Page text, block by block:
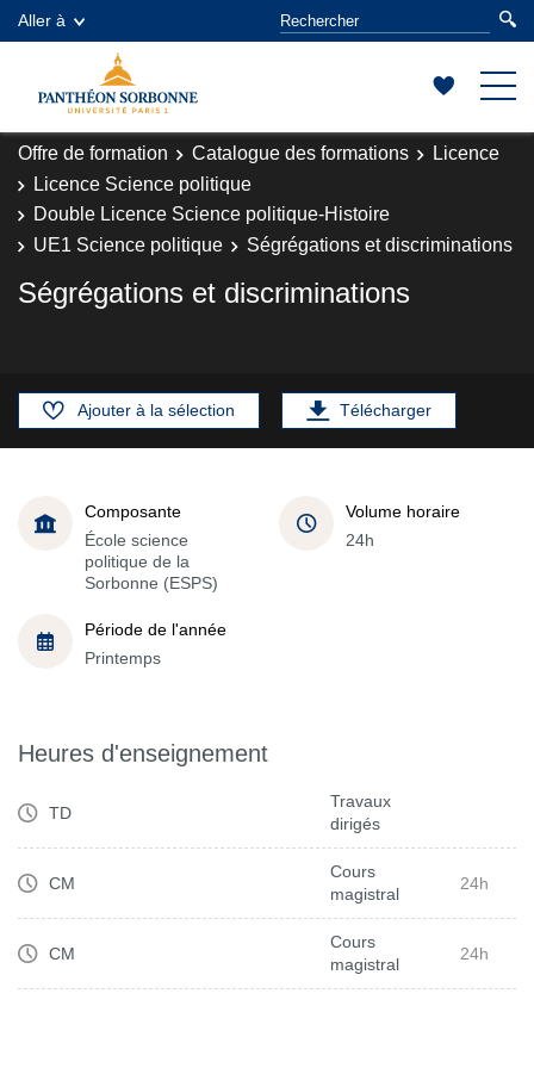
Aller à
Offre de formation Catalogue des formations
Licence
Licence Science politique
Double Licence Science politique-Histoire
UE1 Science politique
Ségrégations et discriminations
Ségrégations et discriminations
Ajouter à la sélection Télécharger
Composante
École science
politique de la
Sorbonne (ESPS)
Volume horaire
24h
Période de l'année
Printemps
Heures d'enseignement
TD
Travaux
dirigés
CM
Cours
magistral
24h
CM
Cours
magistral
24h